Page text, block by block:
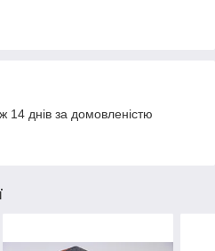
14 днів за домовленістю